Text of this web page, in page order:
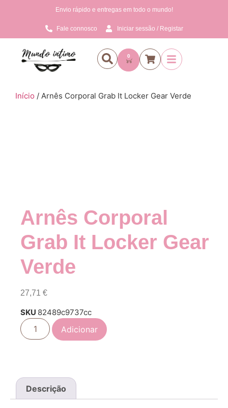
Envio rápido e entregas em todo o mundo!
Fale connosco Iniciar sessão / Registar
0
Início / Arnês Corporal Grab It Locker Gear Verde
Arnês Corporal
Grab It Locker Gear
Verde
27,71 €
SKU 82489c9737cc
Adicionar
Descrição